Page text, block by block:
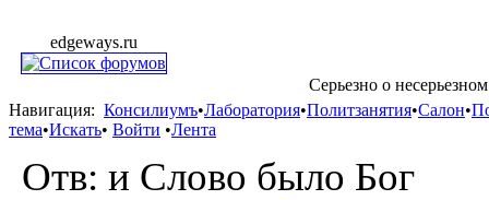
edgeways.ru
Серьезно о
Навигация: Консилиумъ•Лаборатория•Политзанятия•Салон•
тема•Искать• Войти •Лента
Отв: и Слово было Бог